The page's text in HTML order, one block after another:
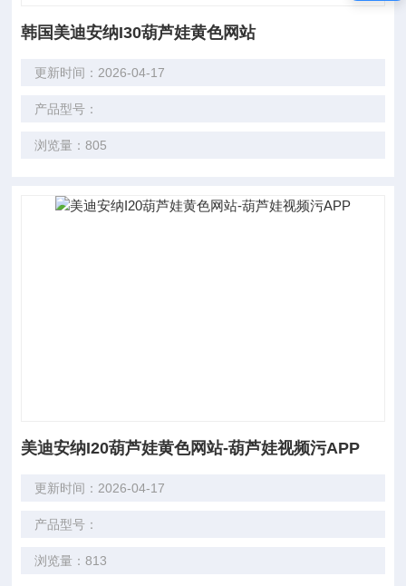
韩国美迪安纳I30葫芦娃黄色网站
更新时间：2026-04-17
产品型号：
浏览量：805
美迪安纳I20葫芦娃黄色网站-葫芦娃视频污APP
更新时间：2026-04-17
产品型号：
浏览量：813